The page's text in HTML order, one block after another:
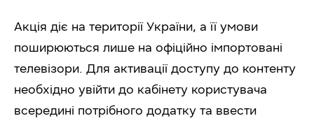
Акція діє на території України, а її умови
поширюються лише на офіційно імпортовані
телевізори. Для активації доступу до контенту
необхідно увійти до кабінету користувача
всередині потрібного додатку та ввести